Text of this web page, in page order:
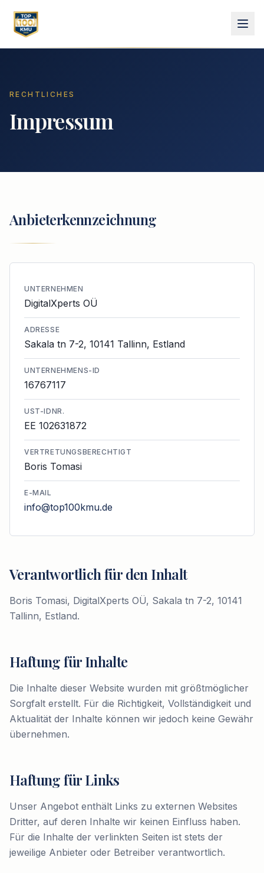
RECHTLICHES
Impressum
Anbieterkennzeichnung
UNTERNEHMEN
DigitalXperts OÜ
ADRESSE
Sakala tn 7-2, 10141 Tallinn, Estland
UNTERNEHMENS-ID
16767117
UST-IDNR.
EE 102631872
VERTRETUNGSBERECHTIGT
Boris Tomasi
E-MAIL
info‍@top100kmu.de
Verantwortlich für den Inhalt
Boris Tomasi, DigitalXperts OÜ, Sakala tn 7-2, 10141
Tallinn, Estland.
Haftung für Inhalte
Die Inhalte dieser Website wurden mit größtmöglicher
Sorgfalt erstellt. Für die Richtigkeit, Vollständigkeit und
Aktualität der Inhalte können wir jedoch keine Gewähr
übernehmen.
Haftung für Links
Unser Angebot enthält Links zu externen Websites
Dritter, auf deren Inhalte wir keinen Einfluss haben.
Für die Inhalte der verlinkten Seiten ist stets der
jeweilige Anbieter oder Betreiber verantwortlich.